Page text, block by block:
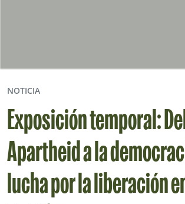
NOTICIA
Exposición temporal:
Apartheid a la
lucha por la liberación